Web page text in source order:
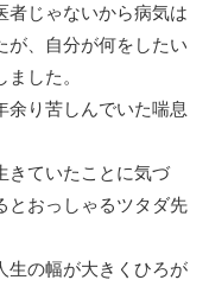
者じゃないから病気は
が、自分が何をしたい
した。
余り苦しんでいた喘息
きていたことに気づ
とおっしゃるツタダ先
生の幅が大きくひろが